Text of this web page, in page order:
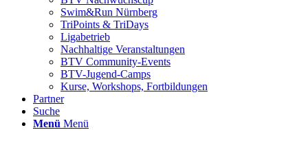
Swim&Run Nürnberg
TriPoints & TriDays
Ligabetrieb
Nachhaltige Veranstaltungen
BTV Community-Events
BTV-Jugend-Camps
Kurse, Workshops, Fortbildungen
Partner
Suche
Menü Menü